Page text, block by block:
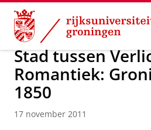
Skip
Content
Skip
Navigation
Over ons Actueel Nieuws
Stad tussen
Romantiek:
1850
17 november 2011